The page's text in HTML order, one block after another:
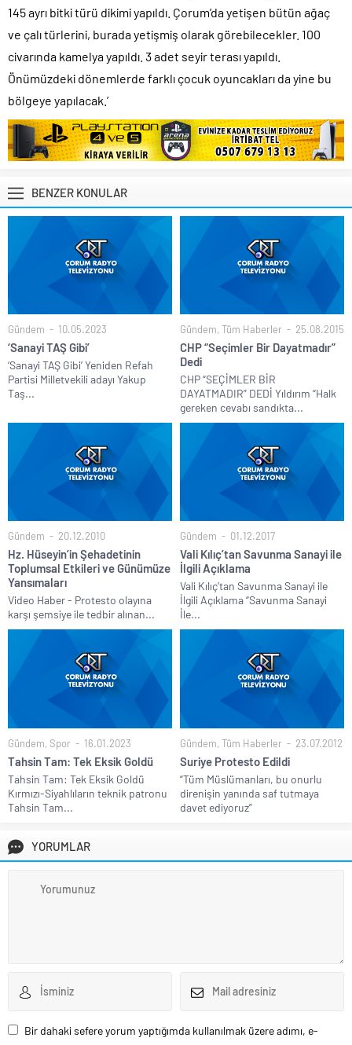
145 ayrı bitki türü dikimi yapıldı. Çorum’da yetişen bütün ağaç
ve çalı türlerini, burada yetişmiş olarak görebilecekler. 100
civarında kamelya yapıldı. 3 adet seyir terası yapıldı.
Önümüzdeki dönemlerde farklı çocuk oyuncakları da yine bu
bölgeye yapılacak.’
BENZER KONULAR
Gündem 10.05.2023
‘Sanayi TAŞ Gibi’
‘Sanayi TAŞ Gibi’ Yeniden Refah
Partisi Milletvekili adayı Yakup
Taş...
Gündem, Tüm Haberler 25.08.2015
CHP “Seçimler Bir Dayatmadır”
Dedi
CHP “SEÇİMLER BİR
DAYATMADIR” DEDİ Yıldırım “Halk
gereken cevabı sandıkta...
Gündem 20.12.2010
Hz. Hüseyin’in Şehadetinin
Toplumsal Etkileri ve Günümüze
Yansımaları
Video Haber - Protesto olayına
karşı şemsiye ile tedbir alınan...
Gündem 01.12.2017
Vali Kılıç’tan Savunma Sanayi ile
İlgili Açıklama
Vali Kılıç’tan Savunma Sanayi ile
İlgili Açıklama “Savunma Sanayi
İle...
Gündem, Spor 16.01.2023
Tahsin Tam: Tek Eksik Goldü
Tahsin Tam: Tek Eksik Goldü
Kırmızı-Siyahlıların teknik patronu
Tahsin Tam...
Gündem, Tüm Haberler 23.07.2012
Suriye Protesto Edildi
“Tüm Müslümanları, bu onurlu
direnişin yanında saf tutmaya
davet ediyoruz”
YORUMLAR
Bir dahaki sefere yorum yaptığımda kullanılmak üzere adımı, e-